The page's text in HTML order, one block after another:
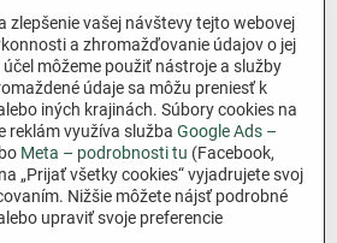
shop bez dotácií​. Fungujeme len
ktorí veria v poctivú prácu a
nákup na Jutro​.sk nám pomáha
čo má zmysel – pomáhať
a srdcom​.
zlepšenie vašej návštevy tejto webovej
a zhromažďovanie údajov o jej
môžeme použiť nástroje a služby
údaje sa môžu preniesť k
iných krajinách. Súbory cookies na
reklám využíva služba Google Ads –
Meta – podrobnosti tu (Facebook,
„Prijať všetky cookies“ vyjadrujete svoj
Nižšie môžete nájsť podrobné
upraviť svoje preferencie